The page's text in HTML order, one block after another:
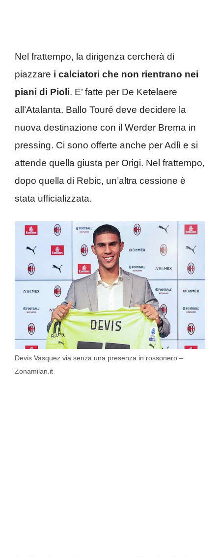
Nel frattempo, la dirigenza cercherà di
piazzare i calciatori che non rientrano nei
piani di Pioli. E’ fatte per De Ketelaere
all’Atalanta. Ballo Touré deve decidere la
nuova destinazione con il Werder Brema in
pressing. Ci sono offerte anche per Adlì e si
attende quella giusta per Origi. Nel frattempo,
dopo quella di Rebic, un’altra cessione è
stata ufficializzata.
Devis Vasquez via senza una presenza in rossonero –
Zonamilan.it